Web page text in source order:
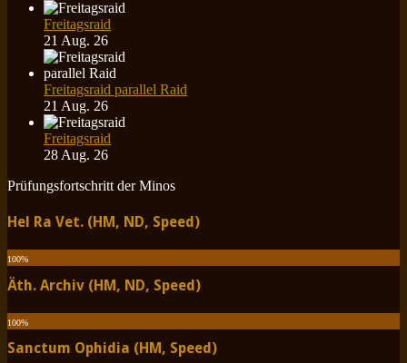
Freitagsraid
21 Aug. 26
Freitagsraid parallel Raid
21 Aug. 26
Freitagsraid
28 Aug. 26
Prüfungsfortschritt der Minos
Hel Ra Vet. (HM, ND, Speed)
100%
Äth. Archiv (HM, ND, Speed)
100%
Sanctum Ophidia (HM, Speed)